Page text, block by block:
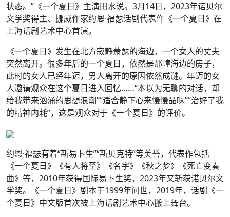
状态。”《一个夏日》主演田水说。3月14日，2023年诺贝尔
文学奖得主、挪威作家约恩·福瑟话剧代表作《一个夏日》在
上海话剧艺术中心首演。
《一个夏日》发生在北方寂静萧瑟的海边，一个女人的丈夫
突然离开。很多年后的一个夏日，依然是那幢海边的房子，
此时的女人已经年迈，男人离开的原因依然成谜。年迈的女
人邀请观众在这个夏日进入回忆……“本以为无聊的对话，却
给我带来汹涌的思想浪潮”“适合静下心来慢慢品味”“治好了我
的精神内耗”，这是观众对于《一个夏日》的评价。
约恩·福瑟有着“新易卜生”“新贝克特”等美誉，代表作包括
《一个夏日》《有人将至》《名字》《秋之梦》《死亡变奏
曲》等，2010年获得国际易卜生奖，2023年又斩获诺贝尔文
学奖。《一个夏日》剧本于1999年问世，2019年，话剧《一
个夏日》中文版首次被上海话剧艺术中心搬上舞台。